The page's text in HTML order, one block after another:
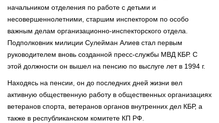
начальником отделения по работе с детьми и
несовершеннолетними, старшим инспектором по особо
важным делам организационно-инспекторского отдела.
Подполковник милиции Сулейман Алиев стал первым
руководителем вновь созданной пресс-службы МВД КБР. С
этой должности он вышел на пенсию по выслуге лет в 1994 г.
Находясь на пенсии, он до последних дней жизни вел
активную общественную работу в общественных организациях
ветеранов спорта, ветеранов органов внутренних дел КБР, а
также в республиканском комитете КП РФ.